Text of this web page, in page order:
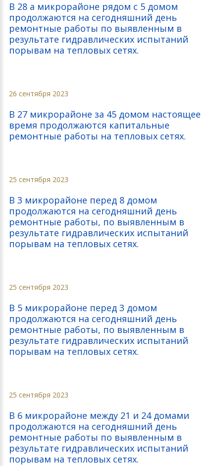
В 28 а микрорайоне рядом с 5 домом
продолжаются на сегодняшний день
ремонтные работы по выявленным в
результате гидравлических испытаний
порывам на тепловых сетях.
26 сентября 2023
В 27 микрорайоне за 45 домом настоящее
время продолжаются капитальные
ремонтные работы на тепловых сетях.
25 сентября 2023
В 3 микрорайоне перед 8 домом
продолжаются на сегодняшний день
ремонтные работы, по выявленным в
результате гидравлических испытаний
порывам на тепловых сетях.
25 сентября 2023
В 5 микрорайоне перед 3 домом
продолжаются на сегодняшний день
ремонтные работы, по выявленным в
результате гидравлических испытаний
порывам на тепловых сетях.
25 сентября 2023
В 6 микрорайоне между 21 и 24 домами
продолжаются на сегодняшний день
ремонтные работы по выявленным в
результате гидравлических испытаний
порывам на тепловых сетях.